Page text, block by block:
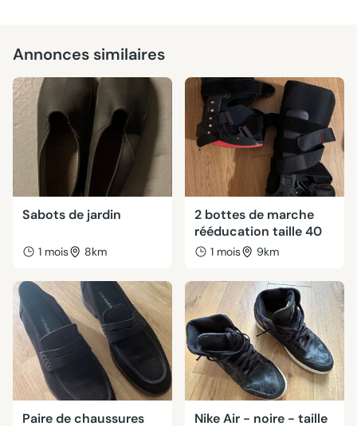
Annonces similaires
Sabots de jardin
1 mois 8km
2 bottes de marche
rééducation taille 40
1 mois 9km
Paire de chaussures Nike Air - noire - taille